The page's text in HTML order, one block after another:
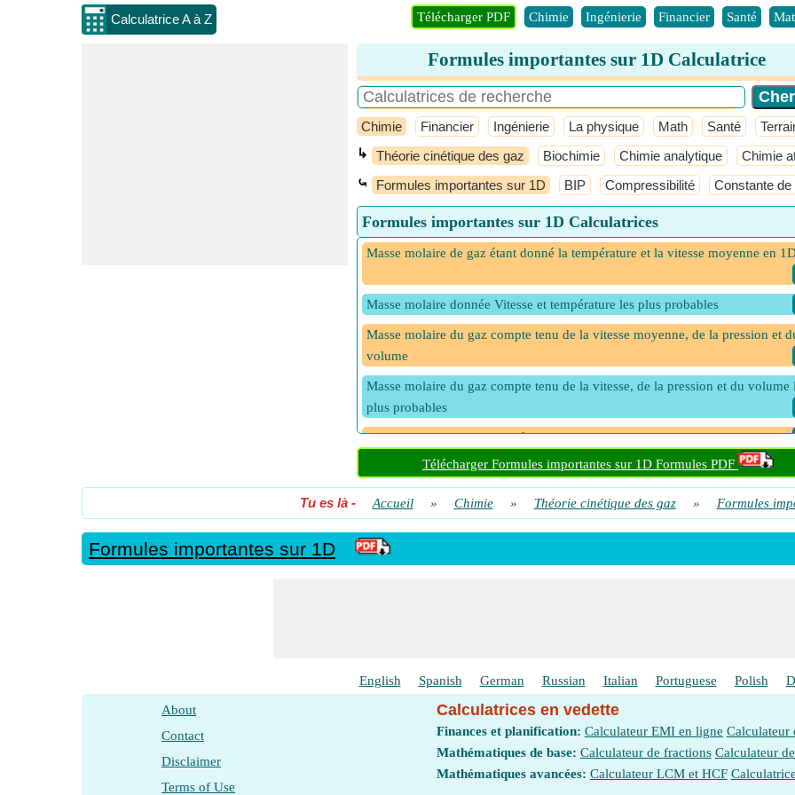
Calculatrice A à Z Télécharger PDF Chimie Ingénierie Financier Santé
Formules importantes sur 1D Calculatrice
Chimie Financier Ingénierie La physique Math Santé
↳ Théorie cinétique des gaz Biochimie Chimie analytique Chimie
⤿ Formules importantes sur 1D BIP Compressibilité Constante de
Formules importantes sur 1D Calculatrices
Masse molaire de gaz étant donné la température et la vitesse moyenne en
Masse molaire donnée Vitesse et température les plus probables
Masse molaire du gaz compte tenu de la vitesse moyenne, de la pression et
volume
Masse molaire du gaz compte tenu de la vitesse, de la pression et du volume
plus probables
Masse molaire du gaz donnée Vitesse quadratique moyenne et pression
Masse molaire du gaz étant donné la vitesse quadratique moyenne et la
2D
Pression du gaz compte tenu de la vitesse et de la densité les plus probables
Pression du gaz compte tenu de la vitesse et du volume les plus probables
Vitesse la plus probable du gaz compte tenu de la température
Vitesse quadratique moyenne de la molécule de gaz compte tenu de la
du volume de gaz en 1D
Télécharger Formules importantes sur 1D Formules PDF
Tu es là- Accueil » Chimie » Théorie cinétique des gaz » Formules
Formules importantes sur 1D
English Spanish German Russian Italian Portuguese Polish
About
Contact
Disclaimer
Terms of Use
Calculatrices en vedette
Finances et planification: Calculateur EMI en ligne Calculateur
Mathématiques de base: Calculateur de fractions Calculateur
Mathématiques avancées: Calculateur LCM et HCF